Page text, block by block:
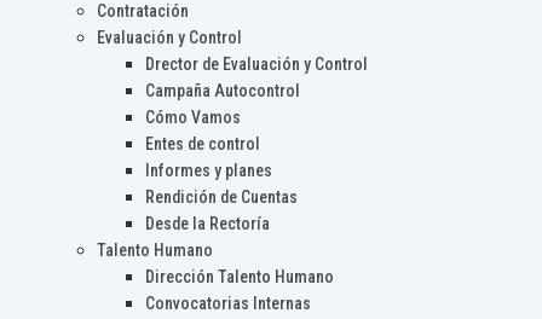
Contratación
Evaluación y Control
Drector de Evaluación y Control
Campaña Autocontrol
Cómo Vamos
Entes de control
Informes y planes
Rendición de Cuentas
Desde la Rectoría
Talento Humano
Dirección Talento Humano
Convocatorias Internas